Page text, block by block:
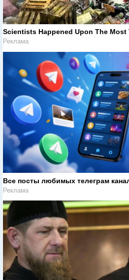
Scientists Happened Upon The
Реклама
Все посты любимых телеграм
Реклама